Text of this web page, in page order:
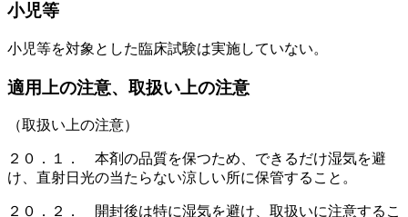
小児等
小児等を対象とした臨床試験は実施していない。
適用上の注意、取扱い上の注意
（取扱い上の注意）
２０．１． 本剤の品質を保つため、できるだけ湿気を避
け、直射日光の当たらない涼しい所に保管すること。
２０．２． 開封後は特に湿気を避け、取扱いに注意するこ